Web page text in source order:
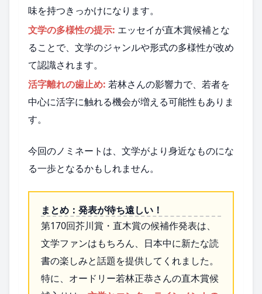
味を持つきっかけになります。
文学の多様性の提示: エッセイが直木賞候補とな
ることで、文学のジャンルや形式の多様性が改め
て認識されます。
活字離れの歯止め: 若林さんの影響力で、若者を
中心に活字に触れる機会が増える可能性もありま
す。
今回のノミネートは、文学がより身近なものにな
る一歩となるかもしれません。
まとめ：発表が待ち遠しい！
第170回芥川賞・直木賞の候補作発表は、
文学ファンはもちろん、日本中に新たな読
書の楽しみと話題を提供してくれました。
特に、オードリー若林正恭さんの直木賞候